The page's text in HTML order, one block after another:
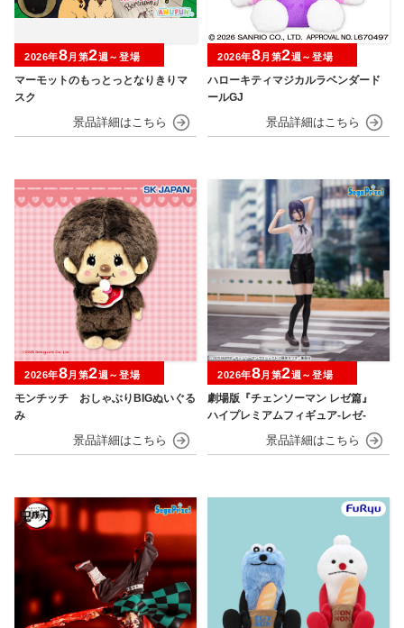
マーモットのもっとっとなりきりマ
スク
2026年8月第2週～登場
ハローキティマジカルラベンダード
ールGJ
2026年8月第2週～登場
モンチッチ おしゃぶりBIGぬいぐる
み
2026年8月第2週～登場
劇場版『チェンソーマン レゼ篇』
ハイプレミアムフィギュア‐レゼ‐
2026年8月第2週～登場